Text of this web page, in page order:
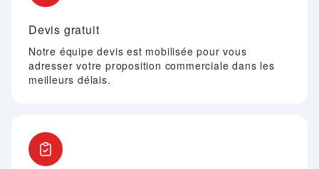
Devis gratuit
Notre équipe devis est mobilisée pour vous
adresser votre proposition commerciale dans les
meilleurs délais.